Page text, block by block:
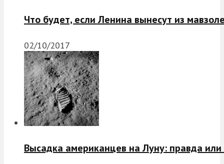
Что будет, если Ленина вынесут из
02/10/2017
Высадка американцев на Луну: правда